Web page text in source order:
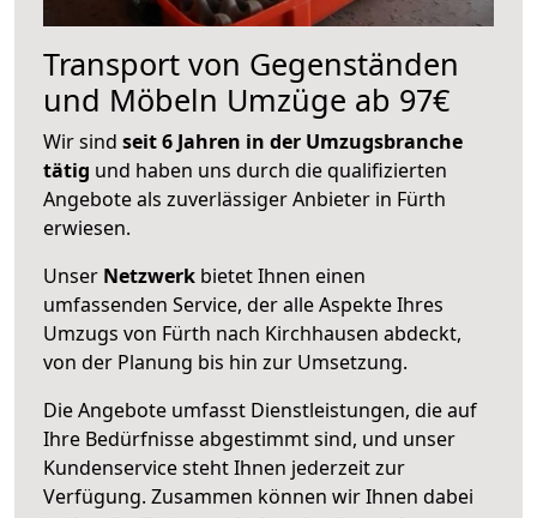
Transport von Gegenständen
und Möbeln Umzüge ab 97€
Wir sind seit 6 Jahren in der Umzugsbranche
tätig und haben uns durch die qualifizierten
Angebote als zuverlässiger Anbieter in Fürth
erwiesen.
Unser Netzwerk bietet Ihnen einen
umfassenden Service, der alle Aspekte Ihres
Umzugs von Fürth nach Kirchhausen abdeckt,
von der Planung bis hin zur Umsetzung.
Die Angebote umfasst Dienstleistungen, die auf
Ihre Bedürfnisse abgestimmt sind, und unser
Kundenservice steht Ihnen jederzeit zur
Verfügung. Zusammen können wir Ihnen dabei